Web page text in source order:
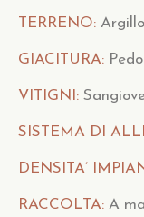
TERRENO:
GIACITURA:
VITIGNI:
SISTEMA DI
DENSITA’
RACCOLTA: A